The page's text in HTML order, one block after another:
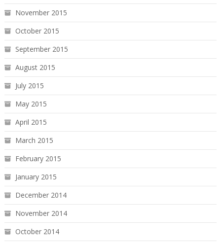
November 2015
October 2015
September 2015
August 2015
July 2015
May 2015
April 2015
March 2015
February 2015
January 2015
December 2014
November 2014
October 2014